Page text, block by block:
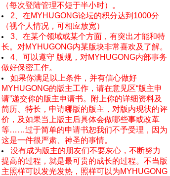
（每次登陆管理不短于半小时）。
2、在MYHUGONG论坛的积分达到1000分
（视个人情况，可相应放宽）
3、在某个领域或某个方面，有突出才能和特
长。对MYHUGONG内某版块非常喜欢及了解。
4、可以遵守 版规，对MYHUGONG内部事务
做好保密工作。
如果你满足以上条件，并有信心做好
MYHUGONG的版主工作，请在意见区“版主申
请”递交你的版主申请书。附上你的详细资料及
简历、特长，申请哪版的版主，对版内现状的评
价，及如果当上版主后具体会做哪些事或改革
等……过于简单的申请书恕我们不予受理，因为
这是一件很严肃、神圣的事情。
没有成为版主的朋友们不要灰心，不断努力
提高的过程，就是最可贵的成长的过程。不当版
主照样可以发光发热，照样可以为MYHUGONG